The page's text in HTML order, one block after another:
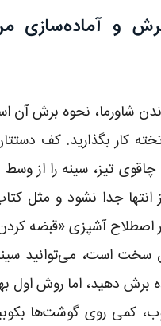
و آماده‌سازی
شاورما، نحوه برش آن
کار بگذارید. کف
چاقوی تیز، سینه را از
جدا نشود و مثل کتاب
اصطلاح آشپزی «قبضه
سخت است، می‌توانید
برش دهید، اما روش اول
کمی روی گوشت‌ها